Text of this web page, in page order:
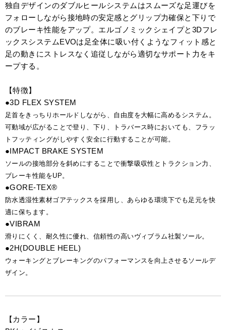
独自デザインのダブルヒールシステムはスムーズな足運びを
フォローしながら接地時の安定感とグリップ力確保と下りで
のブレーキ性能をアップ。エルゴノミックシェイプと3Dフレ
ックスシステムEVOは足全体に吸い付くようなフィット感と
足の動きにストレスなく追従しながら適切なサポート力をキ
ープする。
【特徴】
●3D FLEX SYSTEM
足首をきっちりホールドしながら、自由度を大幅に高めるシステム。
可動域が広がることで登り、下り、トラバース時においても、フラッ
トフッティングがしやすく安全に行動することが可能。
●IMPACT BRAKE SYSTEM
ソールの接地部分を斜めにすることで衝撃吸収性とトラクション力、
ブレーキ性能をUP。
●GORE-TEX®
防水透湿性素材ゴアテックスを採用し、あらゆる環境下でも足元を快
適に保ちます。
●VIBRAM
滑りにくく、耐久性に優れ、信頼性の高いヴィブラム社製ソール。
●2H(DOUBLE HEEL)
ウォーキングとブレーキングのパフォーマンスを向上させるソールデ
ザイン。
【カラー】